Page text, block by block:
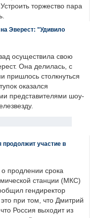
торжество пара
Эверест: "Удивило
осуществила свою
Она делилась, с
пришлось столкнуться
оказался
представителями шоу-
продолжит участие в
о продлении срока
станции (МКС)
гендиректор
при том, что Дмитрий
Россия выходит из